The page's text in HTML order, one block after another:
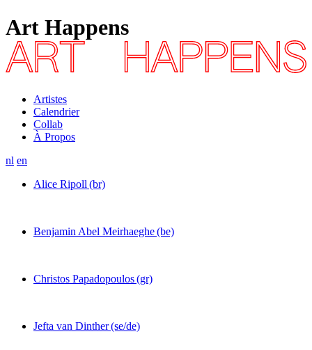
Art Happens
Artistes
Calendrier
Collab
À Propos
nl en
Alice Ripoll (br)
Benjamin Abel Meirhaeghe(be)
Christos Papadopoulos(gr)
Jefta van Dinther(se/de)